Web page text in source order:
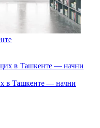
в Ташкенте — начни